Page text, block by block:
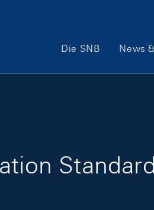
Hauptnavigation
Die SNB News